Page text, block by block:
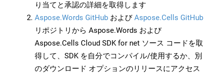
り当てと承認の詳細を取得します
Aspose.Words GitHub およびAspose.Cells GitHub
リポジトリから Aspose.Words および
Aspose.Cells Cloud SDK for net ソース コードを取
得して、SDK を自分でコンパイル/使用するか、別
のダウンロード オプションのリリースにアクセス